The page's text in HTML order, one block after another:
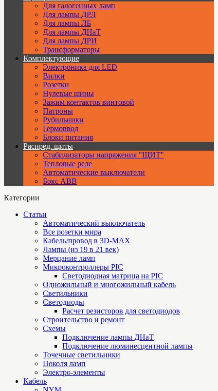
Для галогенных ламп
Для лампы ДРЛ
Для лампы ЛБ
Для лампы ДНаТ
Для лампы ДРИ
Трансформаторы
Комплектующие
Электроника для LED
Вилки
Розетки
Нулевые шины
Зажим контактов винтовой
Патроны
Рубильники
Гермоввод
Блоки питания
Распред. щиты
Стабилизаторы напряжения "ЩИТ"
Тепловые реле
Автоматические выключатели
Бокс ABB
Категории
Статьи
Автоматический выключатель
Все розетки мира
Кабель/провод в 3D-MAX
Лампы (из 19 в 21 век)
Мерцание ламп
Микроконтроллеры PIC
Cветодиодная матрица на PIC
Одножильный и многожильный кабель
Светильники
Светодиоды
Расчет резисторов для светодиодов
Строительство и ремонт
Схемы
Подключение лампы ДНаТ
Подключение люминесцентной лампы
Точечные светильники
Цоколя ламп
Электро-элементы
Кабель